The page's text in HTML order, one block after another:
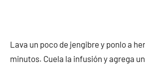
Lava un poco de jengibre y ponlo a
minutos. Cuela la infusión y agrega